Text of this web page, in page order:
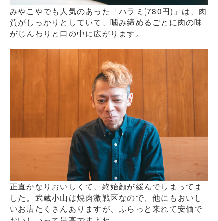
みやこやでも人気のあった「ハラミ(780円)」は、肉
質がしっかりとしていて、噛み締めるごとに肉の味
がじんわりと口の中に広がります。
正直かなりおいしくて、終始顔が緩んでしまってま
した。武蔵小山は焼肉激戦区なので、他にもおいし
いお店たくさんありますが、ふらっと来れて安価で